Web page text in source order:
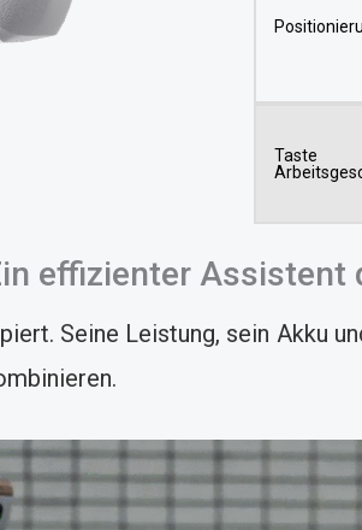
Taste
effizienter
Seine Leistung, sein Akku